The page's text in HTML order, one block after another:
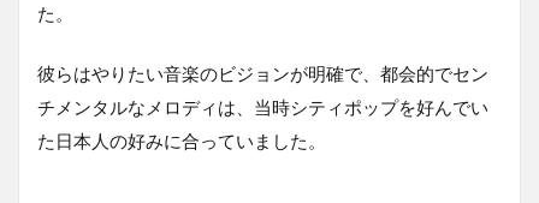
た。
彼らはやりたい音楽のビジョンが明確で、都会的でセン
チメンタルなメロディは、当時シティポップを好んでい
た日本人の好みに合っていました。